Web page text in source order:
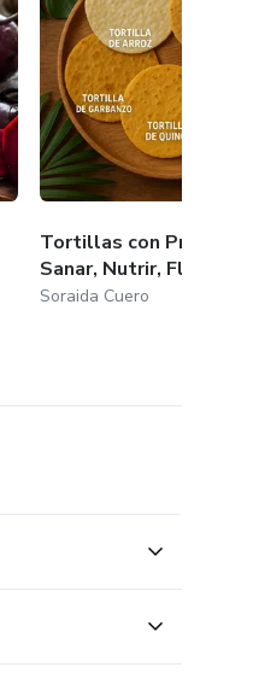
Tortillas con Propósito:
Sanar, Nutrir, Florecer
Soraida Cuero